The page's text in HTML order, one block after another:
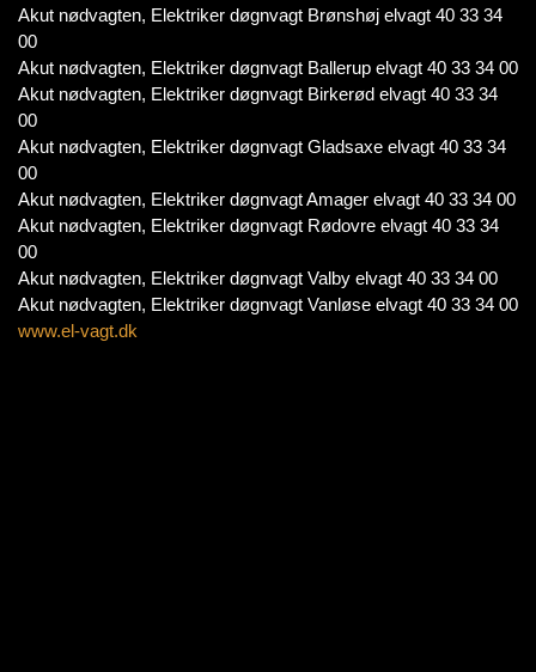
Akut nødvagten, Elektriker døgnvagt Brønshøj elvagt 40 33 34
00
Akut nødvagten, Elektriker døgnvagt Ballerup elvagt 40 33 34 00
Akut nødvagten, Elektriker døgnvagt Birkerød elvagt 40 33 34
00
Akut nødvagten, Elektriker døgnvagt Gladsaxe elvagt 40 33 34
00
Akut nødvagten, Elektriker døgnvagt Amager elvagt 40 33 34 00
Akut nødvagten, Elektriker døgnvagt Rødovre elvagt 40 33 34
00
Akut nødvagten, Elektriker døgnvagt Valby elvagt 40 33 34 00
Akut nødvagten, Elektriker døgnvagt Vanløse elvagt 40 33 34 00
www.el-vagt.dk